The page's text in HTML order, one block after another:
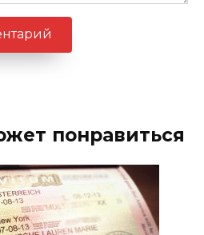
понравиться